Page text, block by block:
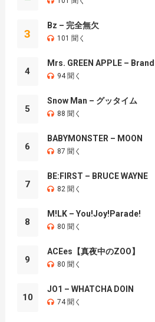
3
Bz – 完全無欠
101 聞く
4
Mrs. GREEN APPLE –
94 聞く
5
Snow Man – グッタイム
88 聞く
6
BABYMONSTER – MOON
87 聞く
7
BE:FIRST – BRUCE WAYNE
82 聞く
8
M!LK – You!Joy!Parade!
80 聞く
9
ACEes【真夜中のZOO】
80 聞く
10
JO1 – WHATCHA DOIN
74 聞く